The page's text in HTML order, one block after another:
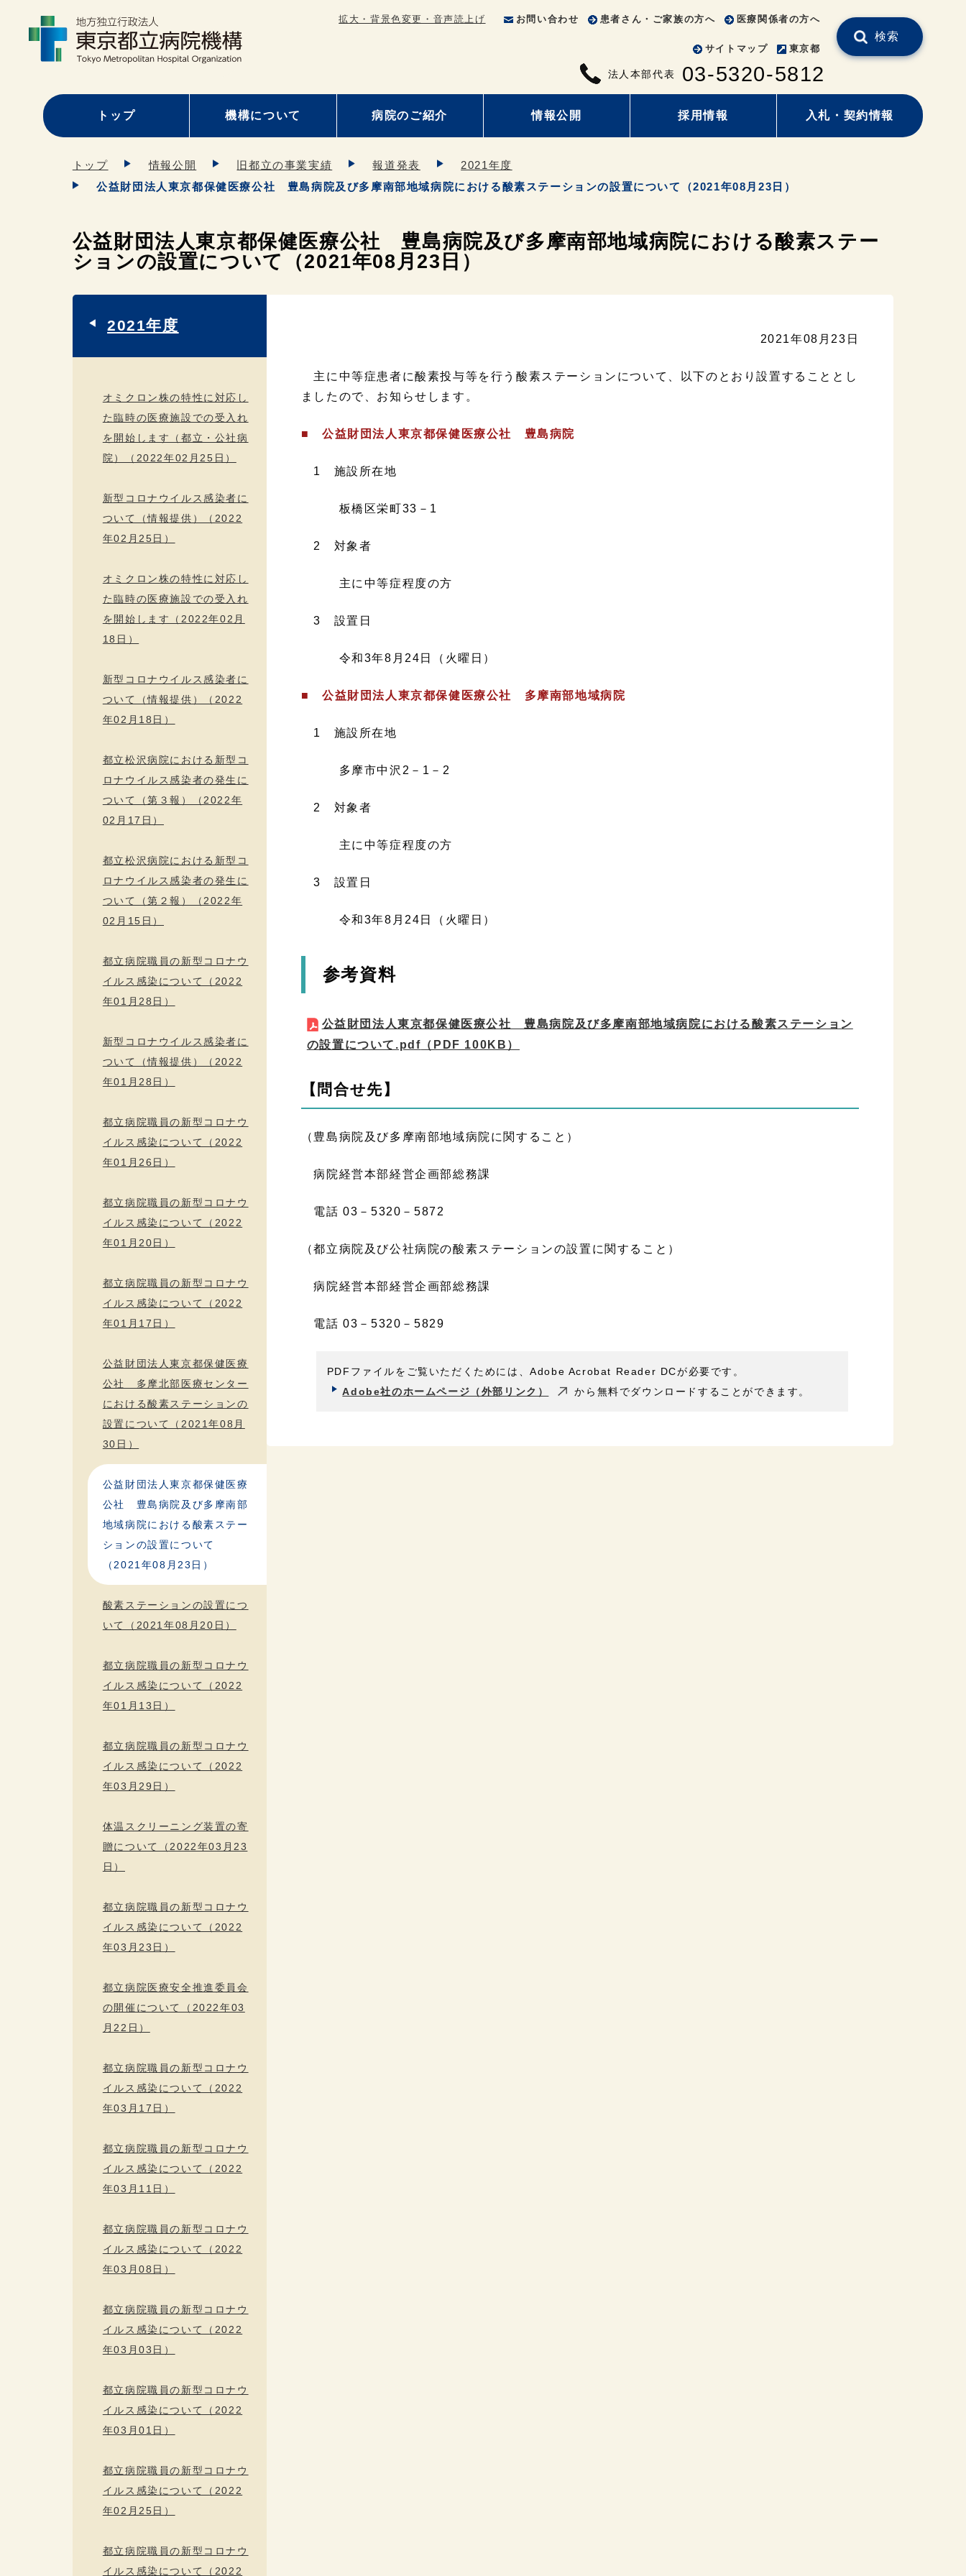
拡大・背景色変更・音声読上げ お問い合わせ 患者さん・ご家族の方へ 医療関係者の方へ
サイトマップ 東京都
法人本部代表 03-5320-5812
検索
トップ 機構について 病院のご紹介 情報公開 採用情報 入札・契約情報
トップ 情報公開 旧都立の事業実績 報道発表
2021年度
公益財団法人東京都保健医療公社 豊島病院及び多摩南部地域病院における酸素ステーションの設置について（2021年08月23日）
公益財団法人東京都保健医療公社 豊島病院及び多摩南部地域病院における酸素ステー
ションの設置について（2021年08月23日）
2021年08月23日
主に中等症患者に酸素投与等を行う酸素ステーションについて、以下のとおり設置することとし
ましたので、お知らせします。
■ 公益財団法人東京都保健医療公社 豊島病院
1 施設所在地
板橋区栄町33－1
2 対象者
主に中等症程度の方
3 設置日
令和3年8月24日（火曜日）
■ 公益財団法人東京都保健医療公社 多摩南部地域病院
1 施設所在地
多摩市中沢2－1－2
2 対象者
主に中等症程度の方
3 設置日
令和3年8月24日（火曜日）
参考資料
公益財団法人東京都保健医療公社 豊島病院及び多摩南部地域病院における酸素ステーション
の設置について.pdf （PDF 100KB）
【問合せ先】
（豊島病院及び多摩南部地域病院に関すること）
病院経営本部経営企画部総務課
電話 03－5320－5872
（都立病院及び公社病院の酸素ステーションの設置に関すること）
病院経営本部経営企画部総務課
電話 03－5320－5829
PDFファイルをご覧いただくためには、Adobe Acrobat Reader DCが必要です。
Adobe社のホームページ（外部リンク）
から無料でダウンロードすることができます。
2021年度
オミクロン株の特性に対応し
た臨時の医療施設での受入れ
を開始します（都立・公社病
院）（2022年02月25日）
新型コロナウイルス感染者に
ついて（情報提供）（2022
年02月25日）
オミクロン株の特性に対応し
た臨時の医療施設での受入れ
を開始します（2022年02月
18日）
新型コロナウイルス感染者に
ついて（情報提供）（2022
年02月18日）
都立松沢病院における新型コ
ロナウイルス感染者の発生に
ついて（第３報）（2022年
02月17日）
都立松沢病院における新型コ
ロナウイルス感染者の発生に
ついて（第２報）（2022年
02月15日）
都立病院職員の新型コロナウ
イルス感染について（2022
年01月28日）
新型コロナウイルス感染者に
ついて（情報提供）（2022
年01月28日）
都立病院職員の新型コロナウ
イルス感染について（2022
年01月26日）
都立病院職員の新型コロナウ
イルス感染について（2022
年01月20日）
都立病院職員の新型コロナウ
イルス感染について（2022
年01月17日）
公益財団法人東京都保健医療
公社 多摩北部医療センター
における酸素ステーションの
設置について（2021年08月
30日）
公益財団法人東京都保健医療
公社 豊島病院及び多摩南部
地域病院における酸素ステー
ションの設置について
（2021年08月23日）
酸素ステーションの設置につ
いて（2021年08月20日）
都立病院職員の新型コロナウ
イルス感染について（2022
年01月13日）
都立病院職員の新型コロナウ
イルス感染について（2022
年03月29日）
体温スクリーニング装置の寄
贈について（2022年03月23
日）
都立病院職員の新型コロナウ
イルス感染について（2022
年03月23日）
都立病院医療安全推進委員会
の開催について（2022年03
月22日）
都立病院職員の新型コロナウ
イルス感染について（2022
年03月17日）
都立病院職員の新型コロナウ
イルス感染について（2022
年03月11日）
都立病院職員の新型コロナウ
イルス感染について（2022
年03月08日）
都立病院職員の新型コロナウ
イルス感染について（2022
年03月03日）
都立病院職員の新型コロナウ
イルス感染について（2022
年03月01日）
都立病院職員の新型コロナウ
イルス感染について（2022
年02月25日）
都立病院職員の新型コロナウ
イルス感染について（2022